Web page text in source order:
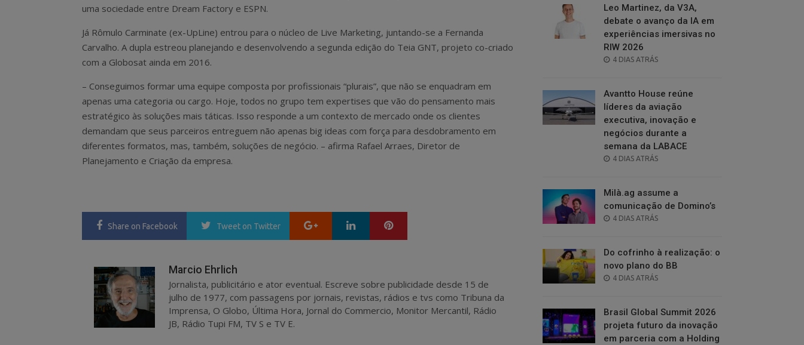
uma sociedade entre Dream Factory e ESPN.
Já Rômulo Carminate (ex-UpLine) entrou para o núcleo de Live Marketing, juntando-se a Fernanda
Carvalho. A dupla estreou planejando e desenvolvendo a segunda edição do Teia GNT, projeto co-criado
com a Globosat ainda em 2016.
– Conseguimos formar uma equipe composta por profissionais “plurais”, que não se enquadram em
apenas uma categoria ou cargo. Hoje, todos no grupo tem expertises que vão do pensamento mais
estratégico às soluções mais táticas. Isso responde a um contexto de mercado onde os clientes
demandam que seus parceiros entreguem não apenas big ideas com força para desdobramento em
diferentes formatos, mas, também, soluções de negócio. – afirma Rafael Arraes, Diretor de
Planejamento e Criação da empresa.
Share on Facebook Tweet on Twitter Google+ LinkedIn
Marcio Ehrlich
Jornalista, publicitário e ator eventual. Escreve sobre publicidade desde 15 de
julho de 1977, com passagens por jornais, revistas, rádios e tvs como Tribuna da
Imprensa, O Globo, Última Hora, Jornal do Commercio, Monitor Mercantil, Rádio
JB, Rádio Tupi FM, TV S e TV E.
Leo Martinez, da V3A,
debate o avanço da IA em
experiências imersivas no
RIW 2026
POSTED
4 DIAS ATRÁS
Avantto House reúne
líderes da aviação
executiva, inovação e
negócios durante a
semana da LABACE
POSTED
4 DIAS ATRÁS
Milà.ag assume a
comunicação de Domino’s
POSTED
4 DIAS ATRÁS
Do cofrinho à realização: o
novo plano do BB
POSTED
4 DIAS ATRÁS
Brasil Global Summit 2026
projeta futuro da inovação
em parceria com a Holding